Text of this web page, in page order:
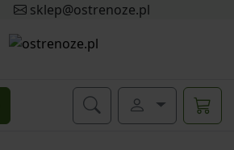
sklep@ostrenoze.pl